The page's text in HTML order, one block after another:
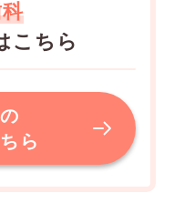
こちら
ら